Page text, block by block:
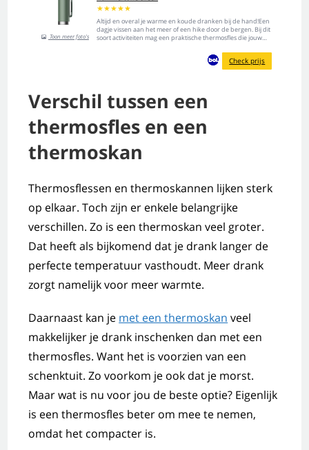
Toon meer foto's
★★★★★
Altijd en overal je warme en koude dranken bij de hand!Een
dagje vissen aan het meer of een hike door de bergen. Bij dit
soort activiteiten mag een praktische thermosfles die jouw
Stanley Classic 1 liter Thermosfles is robuust waardoor hij...
Check prijs
Verschil tussen een
thermosfles en een
thermoskan
Thermosflessen en thermoskannen lijken sterk
op elkaar. Toch zijn er enkele belangrijke
verschillen. Zo is een thermoskan veel groter.
Dat heeft als bijkomend dat je drank langer de
perfecte temperatuur vasthoudt. Meer drank
zorgt namelijk voor meer warmte.
Daarnaast kan je met een thermoskan veel
makkelijker je drank inschenken dan met een
thermosfles. Want het is voorzien van een
schenktuit. Zo voorkom je ook dat je morst.
Maar wat is nu voor jou de beste optie? Eigenlijk
is een thermosfles beter om mee te nemen,
omdat het compacter is.